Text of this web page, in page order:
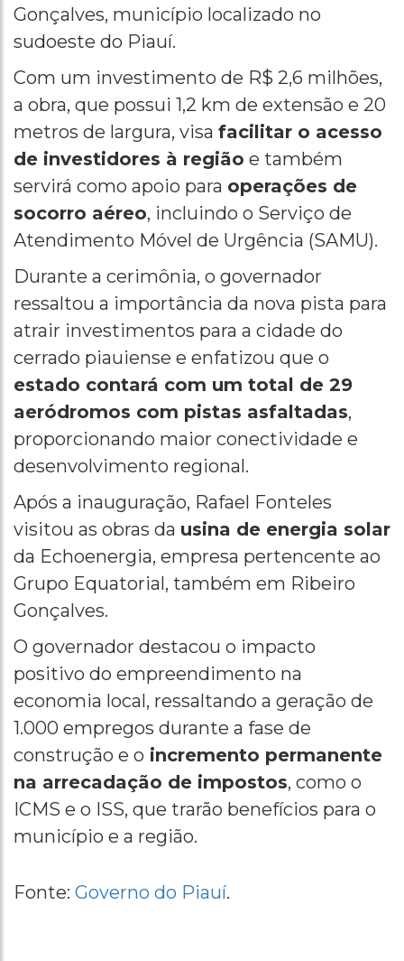
Gonçalves, município localizado no
sudoeste do Piauí.
Com um investimento de R$ 2,6 milhões,
a obra, que possui 1,2 km de extensão e 20
metros de largura, visa facilitar o acesso
de investidores à região e também
servirá como apoio para operações de
socorro aéreo, incluindo o Serviço de
Atendimento Móvel de Urgência (SAMU).
Durante a cerimônia, o governador
ressaltou a importância da nova pista para
atrair investimentos para a cidade do
cerrado piauiense e enfatizou que o
estado contará com um total de 29
aeródromos com pistas asfaltadas,
proporcionando maior conectividade e
desenvolvimento regional.
Após a inauguração, Rafael Fonteles
visitou as obras da usina de energia solar
da Echoenergia, empresa pertencente ao
Grupo Equatorial, também em Ribeiro
Gonçalves.
O governador destacou o impacto
positivo do empreendimento na
economia local, ressaltando a geração de
1.000 empregos durante a fase de
construção e o incremento permanente
na arrecadação de impostos, como o
ICMS e o ISS, que trarão benefícios para o
município e a região.
Fonte: Governo do Piauí.